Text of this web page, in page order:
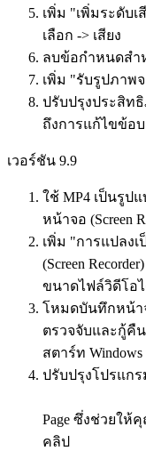
เพิ่ม "เพิ่มระดับ
เลือก
ลบข้อกำหนดสำ
เพิ่ม "รับรูปภาพ
ปรับปรุงประสิท
ถึงการแก้ไขข้อ
เวอร์ชัน 9.9
ใช้ MP4 เป็นรูป
หน้าจอ (Screen
เพิ่ม "การแปลง
(Screen
ขนาดไฟล์วิดีโอ
โหมดบันทึกหน้าจ
ตรวจจับและกู้คื
สตาร์ท
ปรับปรุงโ
-โดยเ
Page ซึ่งช่วยให้
คลิป -เพิ่